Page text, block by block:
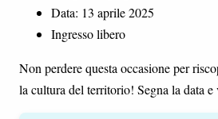
Data: 13 aprile 2025
Ingresso libero
Non perdere questa occasione per
la cultura del territorio! Segna la data